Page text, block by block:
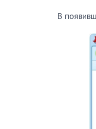
В